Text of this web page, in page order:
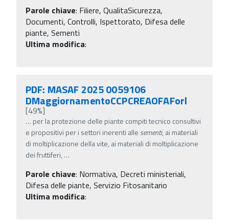
Parole chiave: Filiere, QualitaSicurezza,
Documenti, Controlli, Ispettorato, Difesa delle
piante, Sementi
Ultima modifica:
PDF: MASAF 2025 0059106
DMaggiornamentoCCPCREAOFAForl
[49%]
… per la protezione delle piante compiti tecnico consultivi
e propositivi per i settori inerenti alle sementi, ai materiali
di moltiplicazione della vite, ai materiali di moltiplicazione
dei fruttiferi, …
Parole chiave: Normativa, Decreti ministeriali,
Difesa delle piante, Servizio Fitosanitario
Ultima modifica: